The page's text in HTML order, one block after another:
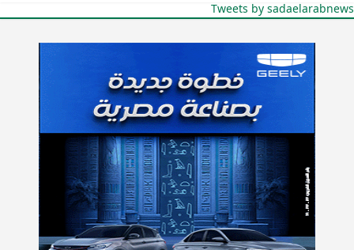
Tweets by sadaelarabnews